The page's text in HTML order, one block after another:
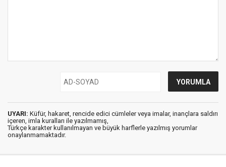
UYARI: Küfür, hakaret, rencide edici cümleler veya imalar, inançlara saldırı
içeren, imla kuralları ile yazılmamış,
Türkçe karakter kullanılmayan ve büyük harflerle yazılmış yorumlar
onaylanmamaktadır.